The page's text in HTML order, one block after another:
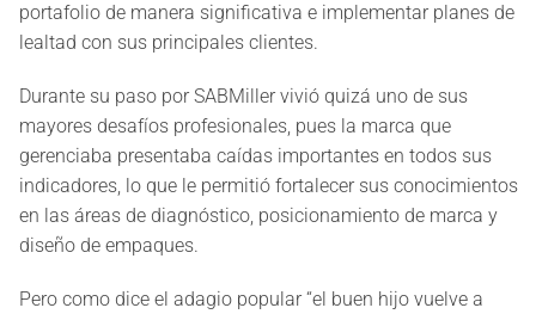
portafolio de manera significativa e implementar planes de
lealtad con sus principales clientes.
Durante su paso por SABMiller vivió quizá uno de sus
mayores desafíos profesionales, pues la marca que
gerenciaba presentaba caídas importantes en todos sus
indicadores, lo que le permitió fortalecer sus conocimientos
en las áreas de diagnóstico, posicionamiento de marca y
diseño de empaques.
Pero como dice el adagio popular “el buen hijo vuelve a